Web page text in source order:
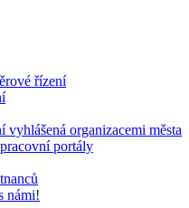
řízení
organizacemi města
portály
námi!